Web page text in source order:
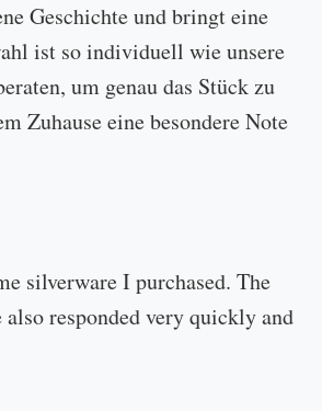
Geschichte und bringt eine
ist so individuell wie unsere
um genau das Stück zu
Zuhause eine besondere Note
silverware I purchased. The
responded very quickly and